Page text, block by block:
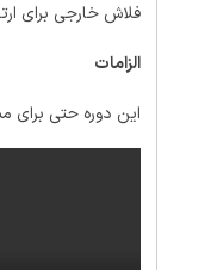
فلاش خارجی برای
الزامات
این دوره حتی برای